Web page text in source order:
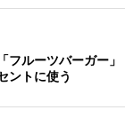
フルーツバーガー」
ントに使う